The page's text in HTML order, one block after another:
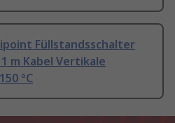
Füllstandsschalter
m Kabel Vertikale
°C